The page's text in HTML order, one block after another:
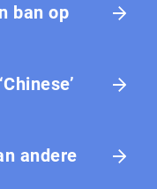
ban op
andere